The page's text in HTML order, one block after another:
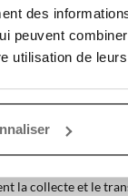
des
peuvent
utilisation de
tout en
dans des
sur de longues
entre racines et
de travailler
la collecte et le